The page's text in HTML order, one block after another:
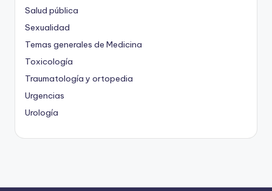
Salud pública
Sexualidad
Temas generales de Medicina
Toxicología
Traumatología y ortopedia
Urgencias
Urología